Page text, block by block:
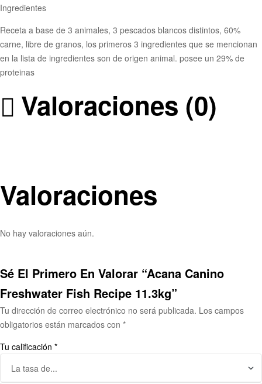
Ingredientes
Receta a base de 3 animales, 3 pescados blancos distintos, 60%
carne, libre de granos, los primeros 3 ingredientes que se mencionan
en la lista de ingredientes son de origen animal. posee un 29% de
proteinas
Valoraciones (0)
Valoraciones
No hay valoraciones aún.
Sé El Primero En Valorar “Acana Canino
Freshwater Fish Recipe 11.3kg”
Tu dirección de correo electrónico no será publicada. Los campos
obligatorios están marcados con *
Tu calificación *